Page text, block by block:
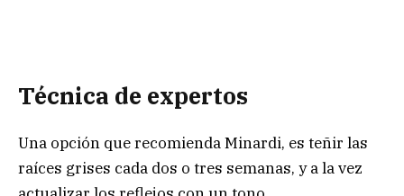
Técnica de expertos
Una opción que recomienda Minardi, es teñir las
raíces grises cada dos o tres semanas, y a la vez